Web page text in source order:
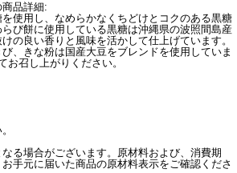
品詳細:
使用し、なめらかなくちどけとコクのある黒糖
び餅に使用している黒糖は沖縄県の波照間島産
の良い香りと風味を活かして仕上げています。
、きな粉は国産大豆をブレンドを使用していま
お召し上がりください。
る場合がございます。原材料および、消費期
手元に届いた商品の原材料表示をご確認くださ